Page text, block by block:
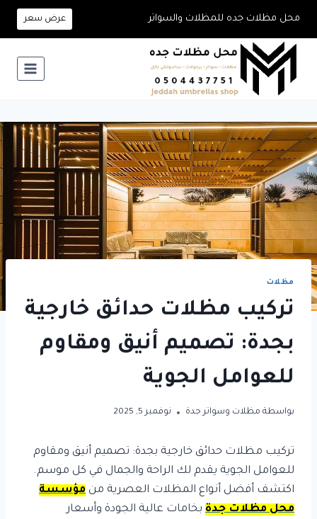
المحتوى
محل مظلات جده للمظلات والسواتر عرض سعر
مظلات
تركيب مظلات حدائق خارجية
بجدة: تصميم أنيق ومقاوم
للعوامل الجوية
بواسطة مظلات وسواتر جدة نوفمبر 5, 2025
تركيب مظلات حدائق خارجية بجدة: تصميم أنيق ومقاوم
للعوامل الجوية يقدم لك الراحة والجمال في كل موسم.
اكتشف أفضل أنواع المظلات العصرية من مؤسسة
محل مظلات جدة بخامات عالية الجودة وأسعار